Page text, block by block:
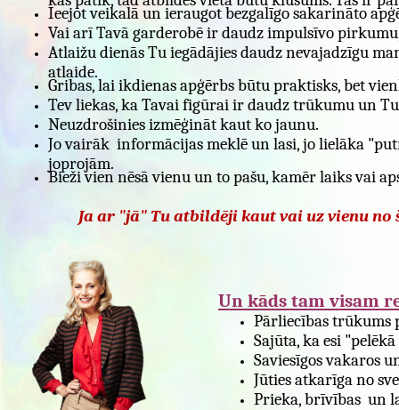
Un kāds tam visam
Pārliecības trūkums
Sajūta, ka esi "pelēkā
Saviesīgos vakaros
Jūties atkarīga no
Prieka, brīvības un
Ieejot veikalā un ieraugot bezgalīgo sakarināto
Vai arī Tavā garderobē ir daudz impulsīvo
Atlaižu dienās Tu iegādājies daudz nevajadzīgu
atlaide.
Gribas, lai ikdienas apģērbs būtu praktisks, bet
Tev liekas, ka Tavai figūrai ir daudz trūkumu un
Neuzdrošinies izmēģināt kaut ko jaunu.
Jo vairāk informācijas meklē un lasi, jo lielāka
joprojām.
Bieži vien nēsā vienu un to pašu, kamēr laiks vai
Ja ar "jā" Tu atbildēji kaut vai uz vienu